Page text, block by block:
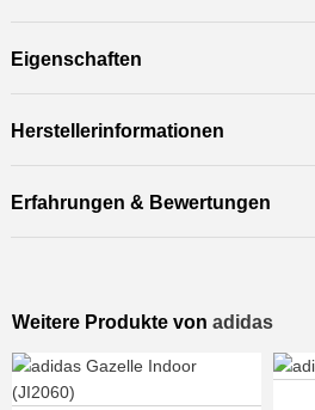
Eigenschaften
Herstellerinformationen
Erfahrungen & Bewertungen
Weitere Produkte von adidas